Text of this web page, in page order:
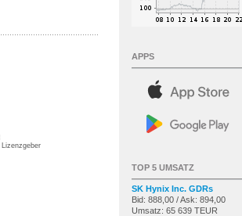
APPS
TOP 5 UMSATZ
SK Hynix Inc. GDRs
Bid: 888,00 / Ask: 894,00
Umsatz: 65 639 TEUR